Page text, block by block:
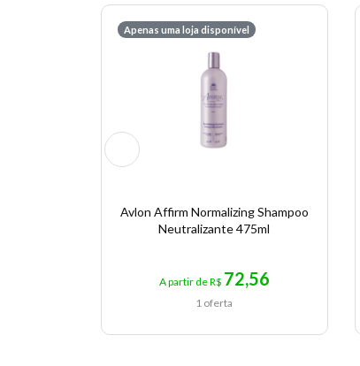
Apenas uma loja disponível
Avlon Affirm Normalizing Shampoo
Neutralizante 475ml
A partir de R$ 72,56
1 oferta